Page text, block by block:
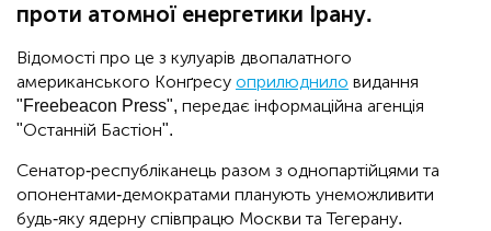
проти атомної енергетики Ірану.
Відомості про це з кулуарів двопалатного
американського Конґресу оприлюднило видання
"Freebeacon Press", передає інформаційна агенція
"Останній Бастіон".
Сенатор-республіканець разом з однопартійцями та
опонентами-демократами планують унеможливити
будь-яку ядерну співпрацю Москви та Тегерану.